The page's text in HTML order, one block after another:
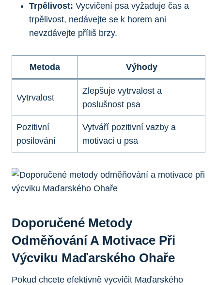
Trpělivost: Vycvičení psa vyžaduje čas a
trpělivost, nedávejte se k horem ani
nevzdávejte příliš brzy.
Metoda Výhody
Vytrvalost
Zlepšuje vytrvalost a
poslušnost psa
Pozitivní
posilování
Vytváří pozitivní vazby a
motivaci u psa
Doporučené Metody
Odměňování A Motivace Při
Výcviku Maďarského Ohaře
Pokud chcete efektivně vycvičit Maďarského